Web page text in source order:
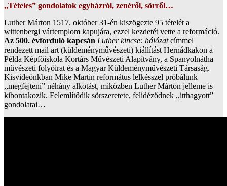
,,Tételes” gondolatok egyházról, zenéről, sörről…
Luther Márton 1517. október 31-én kiszögezte 95 tételét a
wittenbergi vártemplom kapujára, ezzel kezdetét vette a reformáció.
Az 500. évforduló kapcsán Luther kincse: hálózatcímmel
rendezett mail art (küldeményművészeti) kiállítást Hernádkakon a
Példa Képfőiskola Kortárs Művészeti Alapítvány, a Spanyolnátha
művészeti folyóirat és a Magyar Küldeményművészeti Társaság.
Kisvideónkban Mike Martin református lelkésszel próbálunk
,,megfejteni” néhány alkotást, miközben Luther Márton jelleme is
kibontakozik. Felemlítődik sörszeretete, felidéződnek ,,itthagyott”
gondolatai…